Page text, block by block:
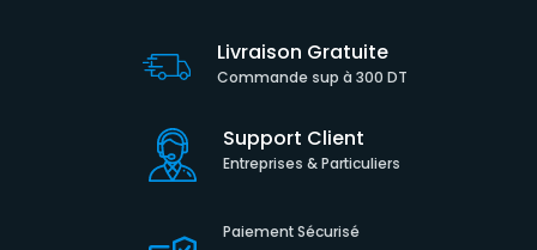
Livraison Gratuite
Commande sup à 300 DT
Support Client
Entreprises & Particuliers
Paiement Sécurisé